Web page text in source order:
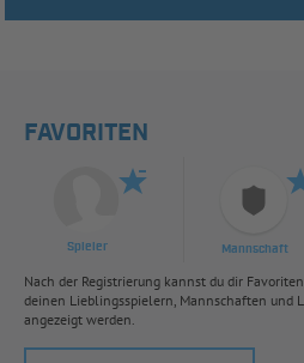
FAVORITEN
Spieler Mannschaft
Nach der Registrierung kannst du dir
deinen Lieblingsspielern, Mannschaften und
angezeigt werden.